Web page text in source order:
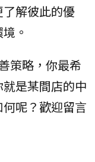
解彼此的優
。
策略，你最希
是某間店的中
呢？歡迎留言